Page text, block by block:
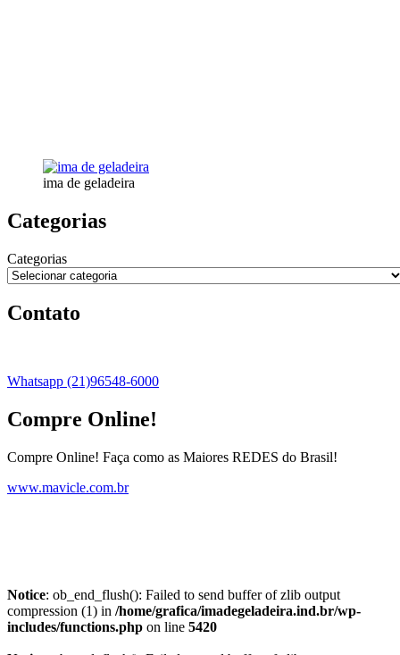
ima de geladeira
Categorias
Categorias
Contato
Whatsapp (21)96548-6000
Compre Online!
Compre Online! Faça como as Maiores REDES do Brasil!
www.mavicle.com.br
Notice: ob_end_flush(): Failed to send buffer of zlib output
compression (1) in /home/grafica/imadegeladeira.ind.br/wp-
includes/functions.php on line 5420